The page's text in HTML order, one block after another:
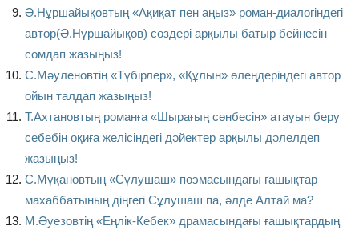
Ә.Нұршайықовтың «Ақиқат пен аңыз» роман-диалогіндегі
автор(Ә.Нұршайықов) сөздері арқылы батыр бейнесін
сомдап жазыңыз!
С.Мәуленовтің «Түбірлер», «Құлын» өлеңдеріндегі автор
ойын талдап жазыңыз!
Т.Ахтановтың романға «Шырағың сөнбесін» атауын беру
себебін оқиға желісіндегі дәйектер арқылы дәлелдеп
жазыңыз!
С.Мұқановтың «Сұлушаш» поэмасындағы ғашықтар
махаббатының діңгегі Сұлушаш па, әлде Алтай ма?
М.Әуезовтің «Еңлік-Кебек» драмасындағы ғашықтардың